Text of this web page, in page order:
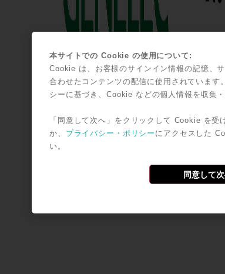
本サイトでの Cookie の使用について:
Cookie は、お客様のサインイン情報の記憶、
合わせたコンテンツの配信に使用されています
シーに基づき、Cookie などの個人情報を収集・
「同意して次へ」をクリックして Cookie を受
か、 プライバシー・ポリシー にアクセスした
い。
同意して